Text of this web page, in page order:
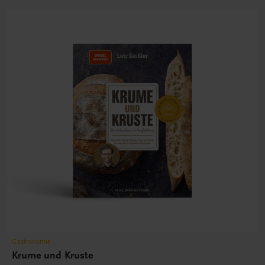
Gastronomie
Krume und Kruste